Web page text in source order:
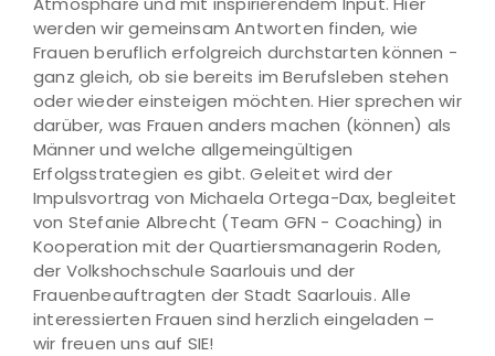
werden wir gemeinsam Antworten finden, wie
Frauen beruflich erfolgreich durchstarten können -
ganz gleich, ob sie bereits im Berufsleben stehen
oder wieder einsteigen möchten. Hier sprechen wir
darüber, was Frauen anders machen (können) als
Männer und welche allgemeingültigen
Erfolgsstrategien es gibt. Geleitet wird der
Impulsvortrag von Michaela Ortega-Dax, begleitet
von Stefanie Albrecht (Team GFN - Coaching) in
Kooperation mit der Quartiersmanagerin Roden,
der Volkshochschule Saarlouis und der
Frauenbeauftragten der Stadt Saarlouis. Alle
interessierten Frauen sind herzlich eingeladen –
wir freuen uns auf SIE!